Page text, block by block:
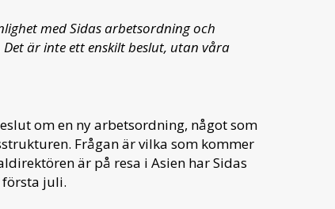
med Sidas arbetsordning och
är inte ett enskilt beslut, utan våra
om en ny arbetsordning, något som
Frågan är vilka som kommer
är på resa i Asien har Sidas
första juli.